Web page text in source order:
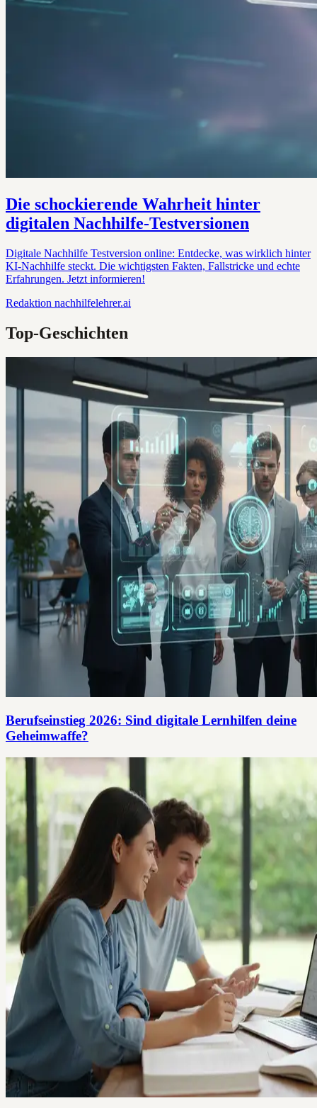
Die schockierende Wahrheit hinter
digitalen Nachhilfe-Testversionen
Digitale Nachhilfe Testversion online: Entdecke, was wirklich hinter
KI-Nachhilfe steckt. Die wichtigsten Fakten, Fallstricke und echte
Erfahrungen. Jetzt informieren!
Redaktion nachhilfelehrer.ai
Top-Geschichten
Berufseinstieg 2026: Sind digitale Lernhilfen deine
Geheimwaffe?